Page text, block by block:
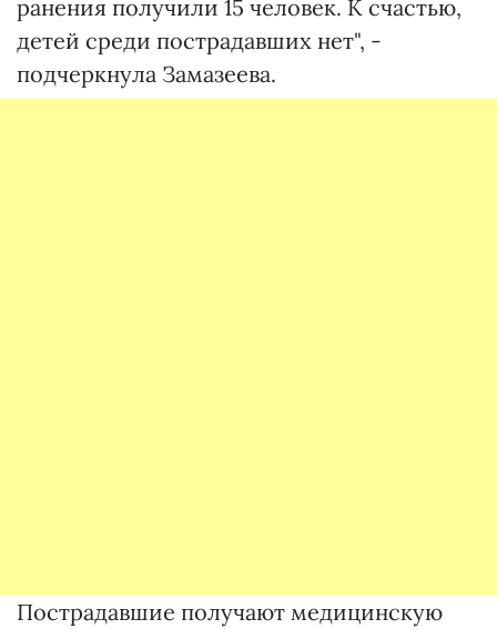
ранения получили 15 человек. К счастью,
детей среди пострадавших нет", -
подчеркнула Замазеева.
Пострадавшие получают медицинскую